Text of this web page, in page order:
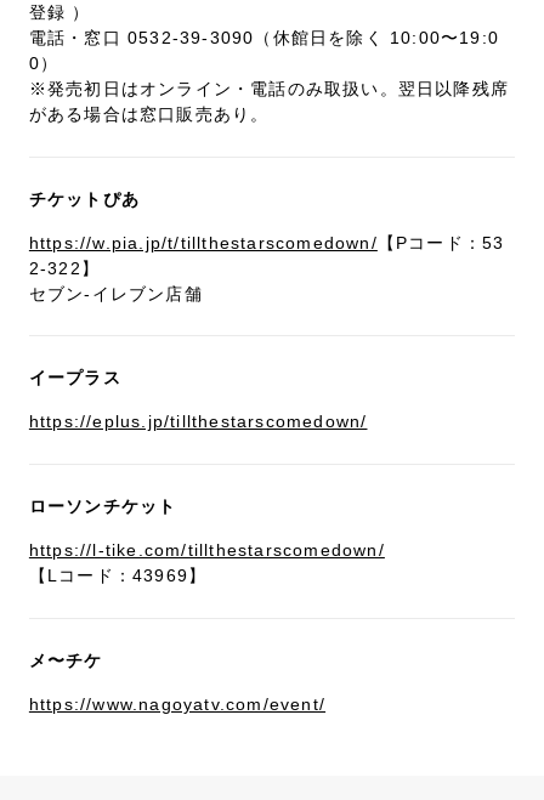
登録 ）
電話・窓口 0532-39-3090（休館日を除く 10:00〜19:0
0）
※発売初日はオンライン・電話のみ取扱い。翌日以降残席
がある場合は窓口販売あり。
チケットぴあ
https://w.pia.jp/t/tillthestarscomedown/ 【Pコード：53
2-322】
セブン-イレブン店舗
イープラス
https://eplus.jp/tillthestarscomedown/
ローソンチケット
https://l-tike.com/tillthestarscomedown/
【Lコード：43969】
メ〜チケ
https://www.nagoyatv.com/event/